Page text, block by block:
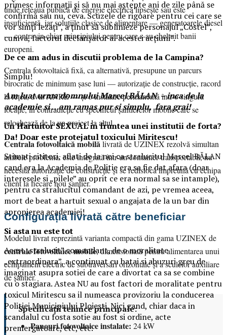
primesc informaţii şi să nu mai aştepte ani de zile până se
confirmă sau nu, ceva. Scuzele de rigoare pentru cei care se
vor simţi lezaţi”, a ţinut să sublinieze personajul „Costel”,
cumva, factorul declanşator al acestei acţiuni”.
De ce am adus in discutii problema de la Campina?
Simplu!
Am luat urma domnului Marcel BĂLAN – inca de la
academie si …am ramas pur si simplu, fara grai!
Un Hartuitor SEXUAL in fruntea unei institutii de forta?
Da! Doar este protejatul toxicului Miritescu!
Stimati cititori, aflati de la noi ca stralucitul Marcel BĂLAN
cand era la Academia de Politie era sa fie dat afara (doar
interesele si „pilele” au oprit ce era normal sa se intample),
pentru ca stralucitul comandant de azi, pe vremea aceea,
mort de beat a hartuit sexual o angajata de la un bar din
apropierea academiei!
Si asta nu este tot
Acest „stralucit” comandant, de o moralitate
„extraordinara”, a continuat cu batai si abuzuri greu de
imaginat asupra sotiei de care a divortat ca sa se combine
cu o stagiara. Astea NU au fost factori de moralitate pentru
toxicul Miritescu sa il numeasca provizoriu la conducerea
Politiei Municipiului Ploiesti. Nici gand, chiar daca in
scandalul cu fosta sotie au fost si ordine, acte
premergatoare, etc, etc.
unde rețeaua publică de energie electrică lipsește sau este
insuficientă, iar soluțiile clasice de alimentare — generatoarele diesel
— contravin chiar principiului pentru care s-au cheltuit banii
europeni.
Centrala fotovoltaică fixă, ca alternativă, presupune un parcurs
birocratic de minimum șase luni — autorizație de construcție, racord
la rețea, aviz ANRE — și o instalare permanentă într-o singură
locație, în contradicție cu specificul șantierelor mobile care se
relochează de la un proiect la altul.
Centrala fotovoltaică mobilălivrată de UZINEX rezolvă simultan
ambele probleme: este integrată într-un container transportabil, nu
necesită autorizație de construcție și se redislocă împreună cu echipa
client la fiecare nou șantier.
Configurația livrată către beneficiar
Modelul livrat reprezintă varianta compactă din gama UZINEX de
centrale fotovoltaice mobile, dimensionată pentru alimentarea unui
echipament electric de subtraversări orizontale și a sculelor auxiliare
de șantier.
Specificații tehnice principale:
Panouri fotovoltaice instalate: 24 kW